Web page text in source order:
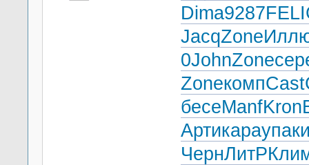
Dima9287FELI
JacqZone
0JohnZone
ZoneкомпCast
бесеManfKron
Артикараупак
ЧернЛитР